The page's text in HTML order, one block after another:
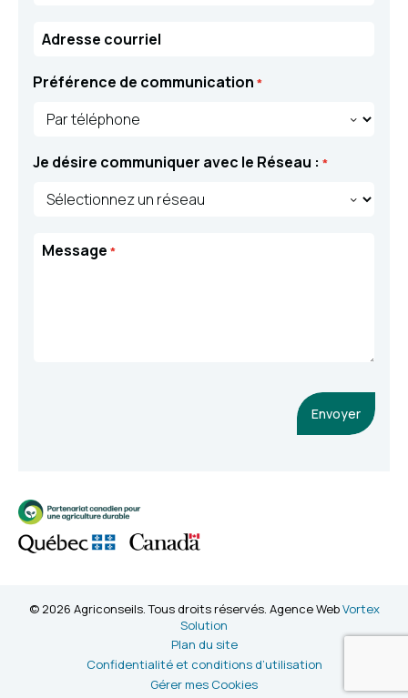
Adresse courriel
Préférence de communication *
Je désire communiquer avec le Réseau : *
Message *
Envoyer
© 2026 Agriconseils. Tous droits réservés. Agence WebVortex
Solution
Plan du site
Confidentialité et conditions d’utilisation
Gérer mes Cookies